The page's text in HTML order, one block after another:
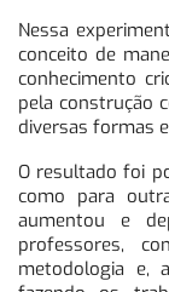
Nessa
conceito de
conhecimento
pela construção
diversas formas
O resultado foi
como para
aumentou e
professores,
metodologia e,